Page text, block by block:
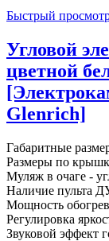
Быстрый
Угловой
цветной
Glenrich]
Габаритные
Размеры по
Муляж в очаге -
Наличие пульта
Мощность
Регулировка
Звуковой эффект